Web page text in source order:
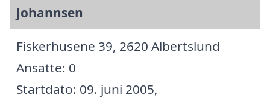
Johannsen
Fiskerhusene 39, 2620 Albertslund
Ansatte: 0
Startdato: 09. juni 2005,